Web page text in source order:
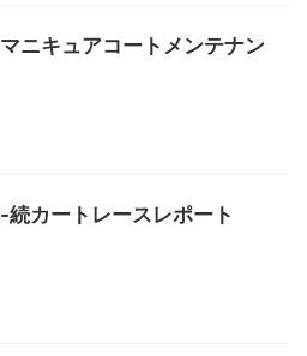
ニキュアコートメンテナン
カートレースレポート